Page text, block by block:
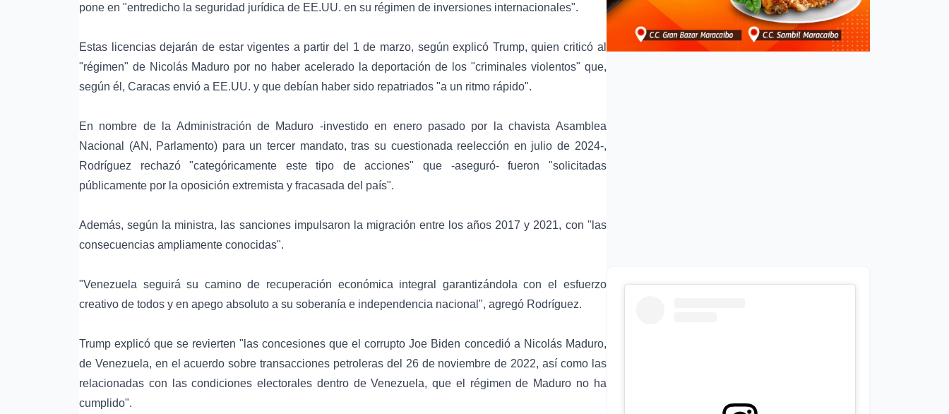
pone en "entredicho la seguridad jurídica de EE.UU. en su régimen de inversiones internacionales".
Estas licencias dejarán de estar vigentes a partir del 1 de marzo, según explicó Trump, quien criticó al
"régimen" de Nicolás Maduro por no haber acelerado la deportación de los "criminales violentos" que,
según él, Caracas envió a EE.UU. y que debían haber sido repatriados "a un ritmo rápido".
En nombre de la Administración de Maduro -investido en enero pasado por la chavista Asamblea
Nacional (AN, Parlamento) para un tercer mandato, tras su cuestionada reelección en julio de 2024-,
Rodríguez rechazó "categóricamente este tipo de acciones" que -aseguró- fueron "solicitadas
públicamente por la oposición extremista y fracasada del país".
Además, según la ministra, las sanciones impulsaron la migración entre los años 2017 y 2021, con "las
consecuencias ampliamente conocidas".
"Venezuela seguirá su camino de recuperación económica integral garantizándola con el esfuerzo
creativo de todos y en apego absoluto a su soberanía e independencia nacional", agregó Rodríguez.
Trump explicó que se revierten "las concesiones que el corrupto Joe Biden concedió a Nicolás Maduro,
de Venezuela, en el acuerdo sobre transacciones petroleras del 26 de noviembre de 2022, así como las
relacionadas con las condiciones electorales dentro de Venezuela, que el régimen de Maduro no ha
cumplido".